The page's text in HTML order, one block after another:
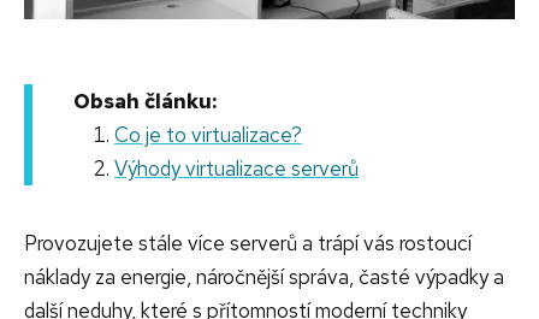
Obsah článku:
Co je to virtualizace?
Výhody virtualizace serverů
Provozujete stále více serverů a trápí vás rostoucí
náklady za energie, náročnější správa, časté výpadky a
další neduhy, které s přítomností moderní techniky